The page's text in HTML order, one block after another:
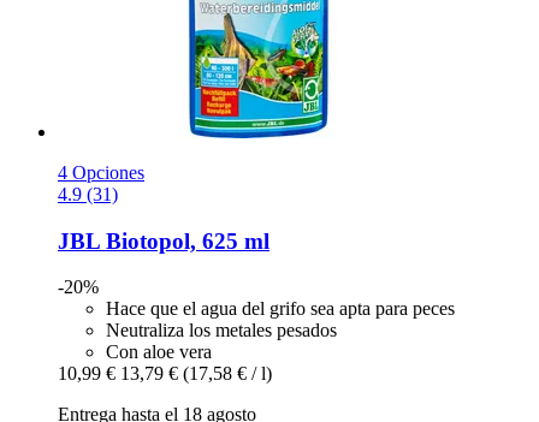
4 Opciones
4.9 (31)
JBL Biotopol, 625 ml
-20%
Hace que el agua del grifo sea apta para peces
Neutraliza los metales pesados
Con aloe vera
10,99 € 13,79 € (17,58 € / l)
Entrega hasta el 18 agosto